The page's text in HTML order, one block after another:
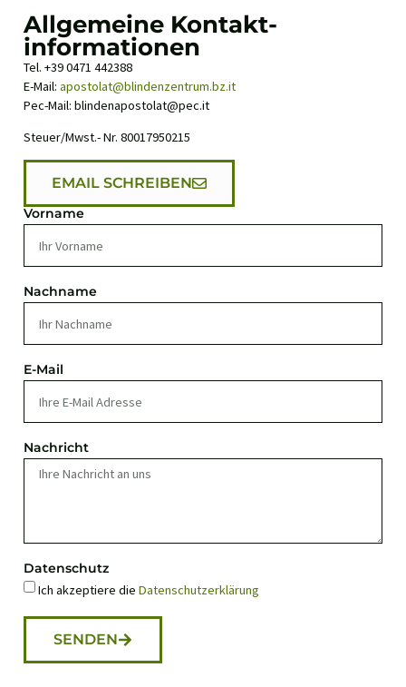
Allgemeine Kontakt-
informationen
Tel. +39 0471 442388
E-Mail: apostolat@blindenzentrum.bz.it
Pec-Mail: blindenapostolat@pec.it
Steuer/Mwst.- Nr. 80017950215
EMAIL SCHREIBEN
Vorname
Nachname
E-Mail
Nachricht
Datenschutz
Ich akzeptiere die Datenschutzerklärung
SENDEN